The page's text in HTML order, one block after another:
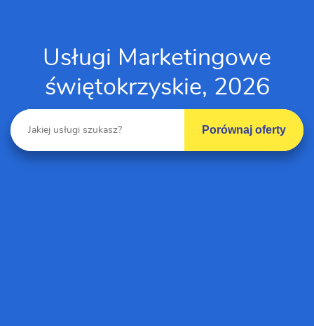
Usługi Marketingowe
świętokrzyskie, 2026
Porównaj oferty